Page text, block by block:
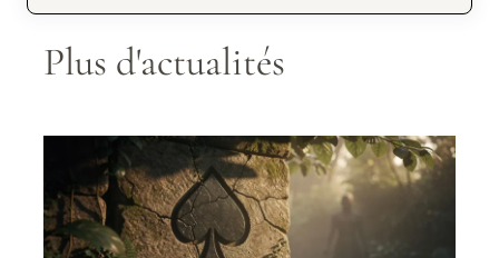
Plus d'actualités